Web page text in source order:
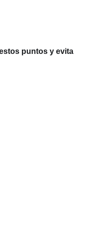
puntos y evita